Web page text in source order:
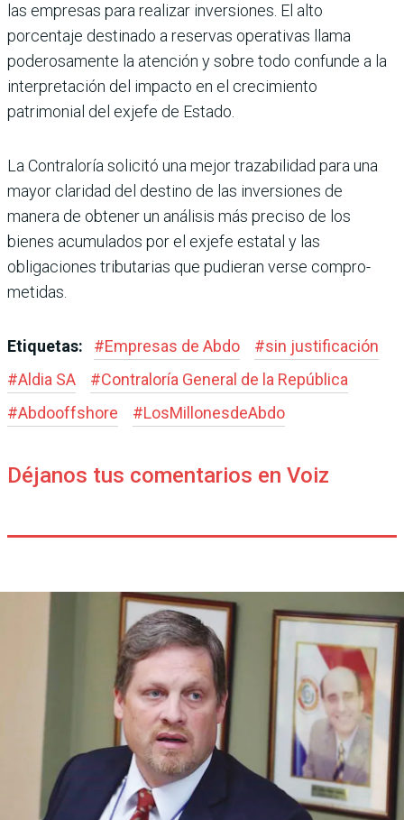
las empresas para rea­lizar inversiones. El alto
porcentaje destinado a reser­vas operativas llama
podero­samente la atención y sobre todo confunde a la
interpre­tación del impacto en el creci­miento
patrimonial del exjefe de Estado.
La Contraloría solicitó una mejor trazabilidad para una
mayor claridad del destino de las inversiones de
manera de obtener un análisis más preciso de los
bienes acumu­lados por el exjefe estatal y las
obligaciones tributarias que pudieran verse compro­
metidas.
Etiquetas: #Empresas de Abdo #sin justificación
#Aldia SA #Contraloría Gene­ral de la República
#Abdooffshore #LosMillonesdeAbdo
Déjanos tus comentarios en Voiz